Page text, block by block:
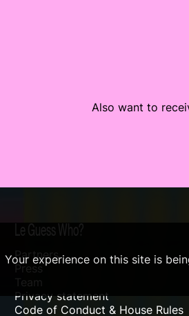
Also want to
Le Guess Who?
Partners
Press
Team
Privacy statement
Code of Conduct & House Rules
Your experience on this site is